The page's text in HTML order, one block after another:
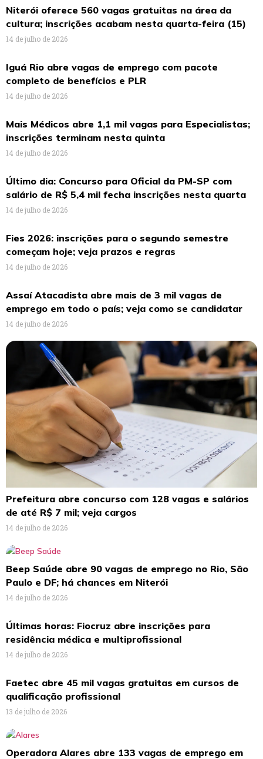
Niterói oferece 560 vagas gratuitas na área da
cultura; inscrições acabam nesta quarta-feira (15)
14 de julho de 2026
Iguá Rio abre vagas de emprego com pacote
completo de benefícios e PLR
14 de julho de 2026
Mais Médicos abre 1,1 mil vagas para Especialistas;
inscrições terminam nesta quinta
14 de julho de 2026
Último dia: Concurso para Oficial da PM-SP com
salário de R$ 5,4 mil fecha inscrições nesta quarta
14 de julho de 2026
Fies 2026: inscrições para o segundo semestre
começam hoje; veja prazos e regras
14 de julho de 2026
Assaí Atacadista abre mais de 3 mil vagas de
emprego em todo o país; veja como se candidatar
14 de julho de 2026
Prefeitura abre concurso com 128 vagas e salários
de até R$ 7 mil; veja cargos
14 de julho de 2026
Beep Saúde abre 90 vagas de emprego no Rio, São
Paulo e DF; há chances em Niterói
14 de julho de 2026
Últimas horas: Fiocruz abre inscrições para
residência médica e multiprofissional
14 de julho de 2026
Faetec abre 45 mil vagas gratuitas em cursos de
qualificação profissional
13 de julho de 2026
Operadora Alares abre 133 vagas de emprego em